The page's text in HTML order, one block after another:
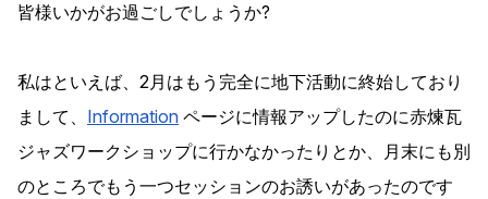
皆様いかがお過ごしでしょうか?
私はといえば、2月はもう完全に地下活動に終始しており
まして、 Information ページに情報アップしたのに赤煉瓦
ジャズワークショップに行かなかったりとか、月末にも別
のところでもう一つセッションのお誘いがあったのです